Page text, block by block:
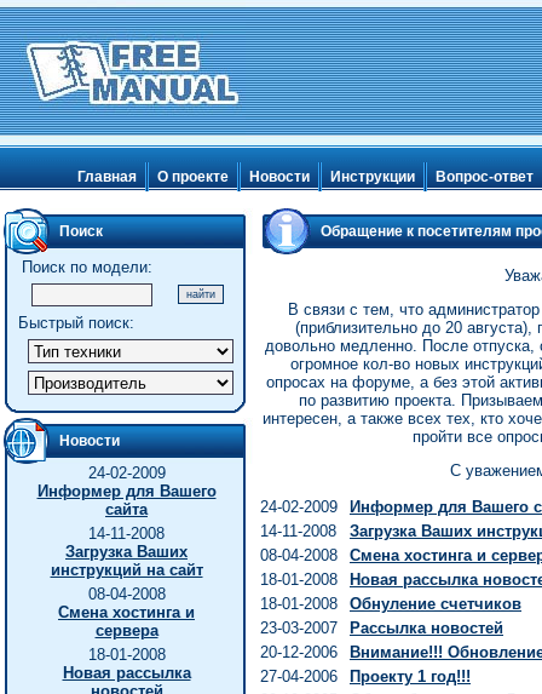
Главная О проекте Новости Инструкции Вопрос-ответ
Поиск
Поиск по модели:
Быстрый поиск:
Новости
24-02-2009
Информер для Вашего
сайта
14-11-2008
Загрузка Ваших
инструкций на сайт
08-04-2008
Смена хостинга и
сервера
18-01-2008
Новая рассылка
Обращение к посетителям
В связи с тем, что
(приблизительно до 20
довольно медленно. После
огромное кол-во новых
опросах на форуме, а без этой
по развитию проекта.
интересен, а также всех тех, кто
пройти все
С
24-02-2009
Информер для Вашего
14-11-2008
Загрузка Ваших
08-04-2008
Смена хостинга и
18-01-2008
Новая рассылка
18-01-2008
Обнуление счетчиков
23-03-2007
Рассылка новостей
20-12-2006
Внимание!!!
27-04-2006
Проекту 1 год!!!